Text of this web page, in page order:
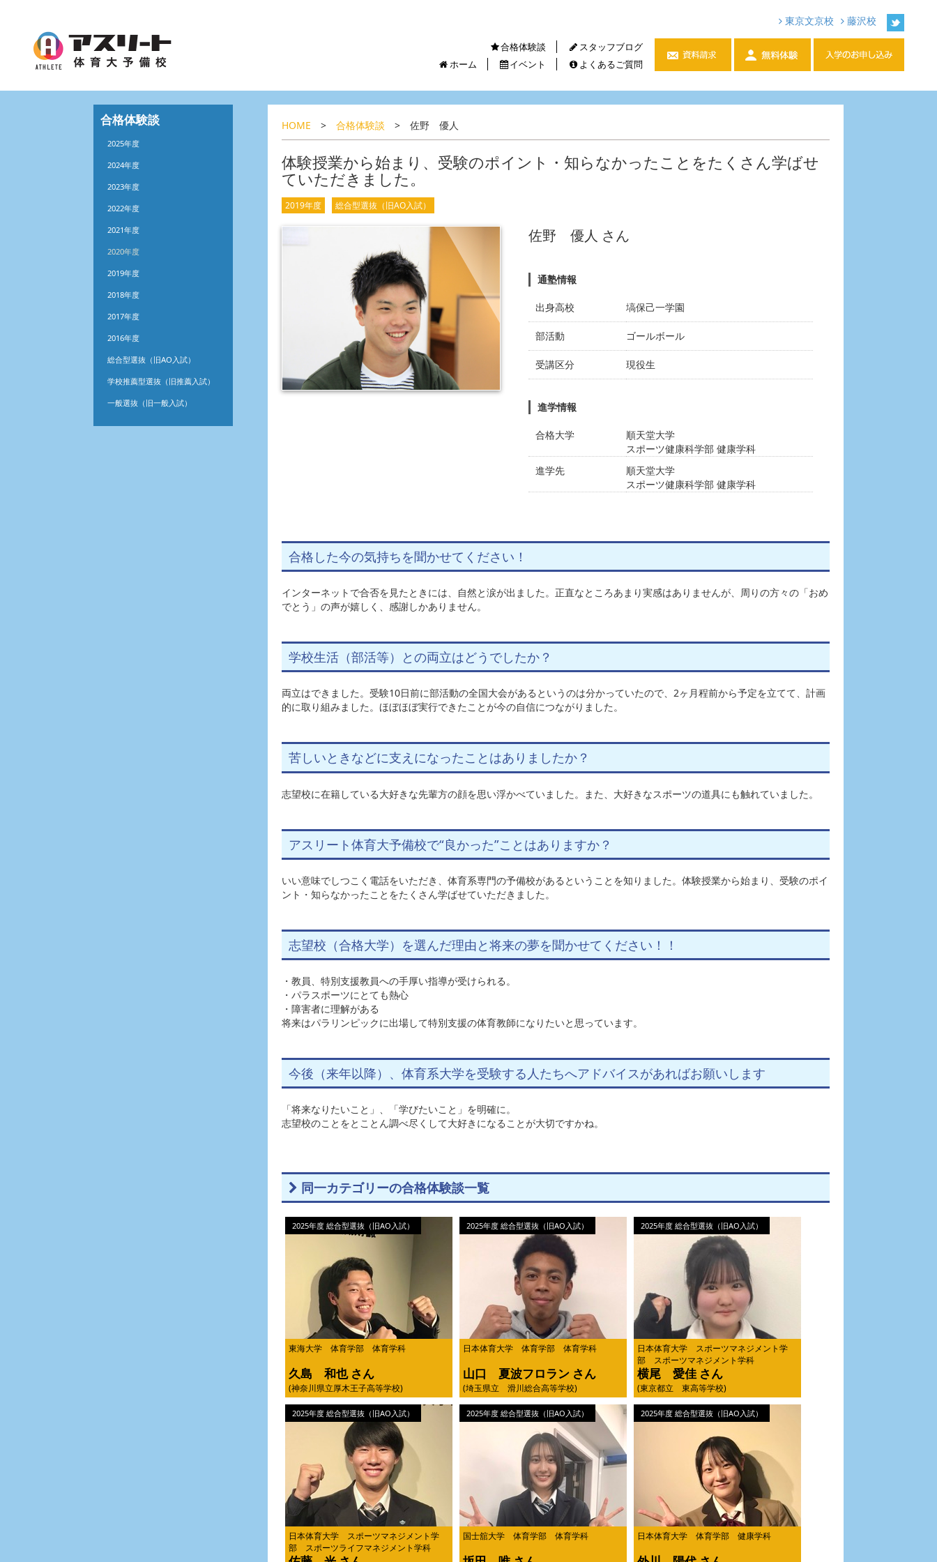
合格体験談
スタッフブログ
ホーム
イベント よくあるご質問
東京文京校 藤沢校
HOME > 合格体験談 > 佐野 優人
体験授業から始まり、受験のポイント・知らなかったことをたくさん学ばせ
ていただきました。
2019年度 総合型選抜（旧AO入試）
佐野 優人 さん
通塾情報
出身高校 塙保己一学園
部活動 ゴールボール
受講区分 現役生
進学情報
合格大学
順天堂大学
スポーツ健康科学部 健康学科
進学先
順天堂大学
スポーツ健康科学部 健康学科
合格した今の気持ちを聞かせてください！
インターネットで合否を見たときには、自然と涙が出ました。正直なところあまり実感はありませんが、周りの方々の「おめ
でとう」の声が嬉しく、感謝しかありません。
学校生活（部活等）との両立はどうでしたか？
両立はできました。受験10日前に部活動の全国大会があるというのは分かっていたので、2ヶ月程前から予定を立てて、計画
的に取り組みました。ほぼほぼ実行できたことが今の自信につながりました。
苦しいときなどに支えになったことはありましたか？
志望校に在籍している大好きな先輩方の顔を思い浮かべていました。また、大好きなスポーツの道具にも触れていました。
アスリート体育大予備校で“良かった”ことはありますか？
いい意味でしつこく電話をいただき、体育系専門の予備校があるということを知りました。体験授業から始まり、受験のポイ
ント・知らなかったことをたくさん学ばせていただきました。
志望校（合格大学）を選んだ理由と将来の夢を聞かせてください！！
・教員、特別支援教員への手厚い指導が受けられる。
・パラスポーツにとても熱心
・障害者に理解がある
将来はパラリンピックに出場して特別支援の体育教師になりたいと思っています。
今後（来年以降）、体育系大学を受験する人たちへアドバイスがあればお願いします
「将来なりたいこと」、「学びたいこと」を明確に。
志望校のことをとことん調べ尽くして大好きになることが大切ですかね。
同一カテゴリーの合格体験談一覧
2025年度 総合型選抜（旧AO入試）
東海大学 体育学部 体育学科
久島 和也 さん
(神奈川県立厚木王子高等学校)
2025年度 総合型選抜（旧AO入試）
日本体育大学 体育学部 体育学科
山口 夏波フロラン さん
(埼玉県立 滑川総合高等学校)
2025年度 総合型選抜（旧AO入試）
日本体育大学 スポーツマネジメント学
部 スポーツマネジメント学科
横尾 愛佳 さん
(東京都立 東高等学校)
2025年度 総合型選抜（旧AO入試）
日本体育大学 スポーツマネジメント学
部 スポーツライフマネジメント学科
2025年度 総合型選抜（旧AO入試）
国士舘大学 体育学部 体育学科
2025年度 総合型選抜（旧AO入試）
日本体育大学 体育学部 健康学科
合格体験談
2025年度
2024年度
2023年度
2022年度
2021年度
2020年度
2019年度
2018年度
2017年度
2016年度
総合型選抜（旧AO入試）
学校推薦型選抜（旧推薦入試）
一般選抜（旧一般入試）